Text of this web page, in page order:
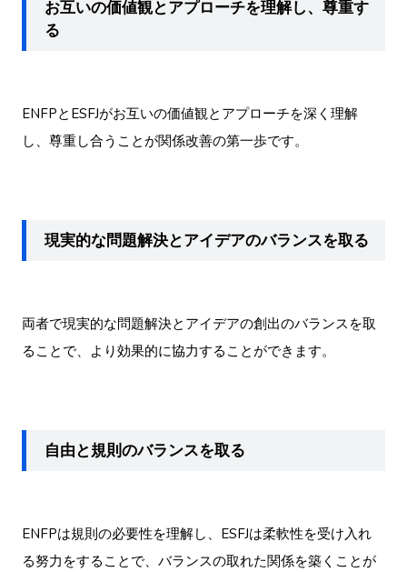
お互いの価値観とアプローチを理解し、尊重す
る
ENFPとESFJがお互いの価値観とアプローチを深く理解
し、尊重し合うことが関係改善の第一歩です。
現実的な問題解決とアイデアのバランスを取る
両者で現実的な問題解決とアイデアの創出のバランスを取
ることで、より効果的に協力することができます。
自由と規則のバランスを取る
ENFPは規則の必要性を理解し、ESFJは柔軟性を受け入れ
る努力をすることで、バランスの取れた関係を築くことが